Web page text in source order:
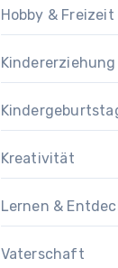
Hobby & Freizeit
Kindererziehung
Kreativität
Lernen &
Vaterschaft